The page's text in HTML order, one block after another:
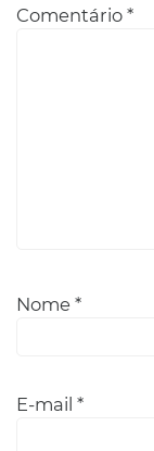
Comentário *
Nome *
E-mail *